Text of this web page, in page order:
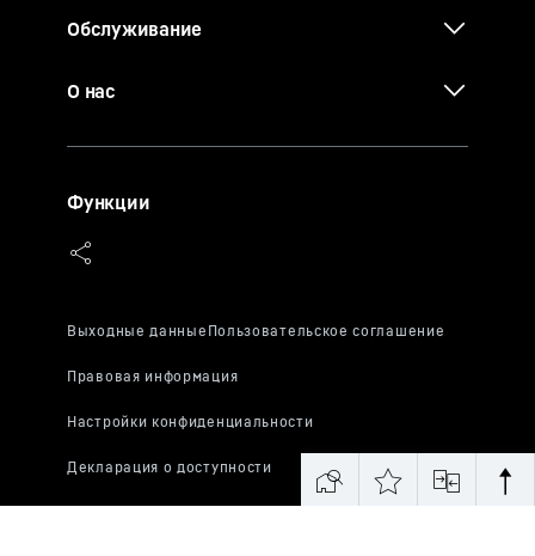
Обслуживание
О нас
Функции